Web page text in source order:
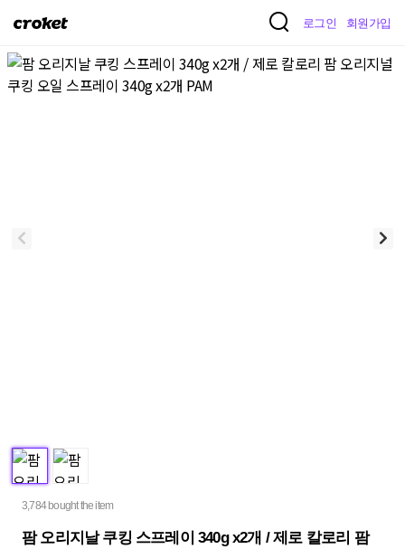
크
켓
로그인 회원가입
3,784 bought the item
팜 오리지날 쿠킹 스프레이 340g x2개 / 제로 칼로리 팜